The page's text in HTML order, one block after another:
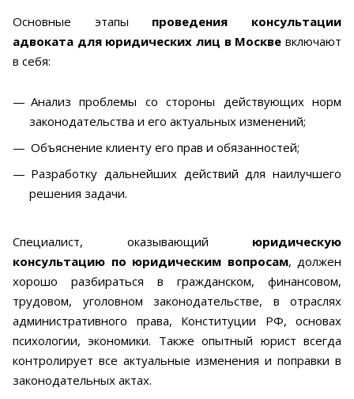
Основные этапы проведения консультации
адвоката для юридических лиц в Москве включают
в себя:
Анализ проблемы со стороны действующих норм
законодательства и его актуальных изменений;
Объяснение клиенту его прав и обязанностей;
Разработку дальнейших действий для наилучшего
решения задачи.
Специалист, оказывающий юридическую
консультацию по юридическим вопросам, должен
хорошо разбираться в гражданском, финансовом,
трудовом, уголовном законодательстве, в отраслях
административного права, Конституции РФ, основах
психологии, экономики. Также опытный юрист всегда
контролирует все актуальные изменения и поправки в
законодательных актах.